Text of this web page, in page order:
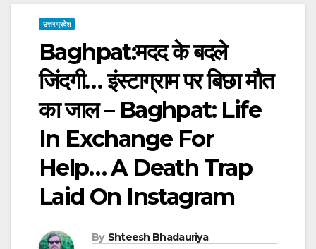
उत्तर प्रदेश
Baghpat:मदद के बदले
जिंदगी… इंस्टाग्राम पर बिछा मौत
का जाल – Baghpat: Life
In Exchange For
Help… A Death Trap
Laid On Instagram
By Shteesh Bhadauriya